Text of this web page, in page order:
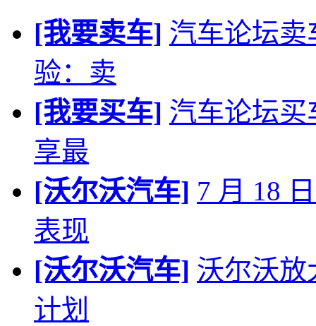
[我要卖车] 汽车论坛
验：卖
[我要买车] 汽车论坛
享最
[沃尔沃汽车] 7 月 18
表现
[沃尔沃汽车] 沃尔沃放
计划